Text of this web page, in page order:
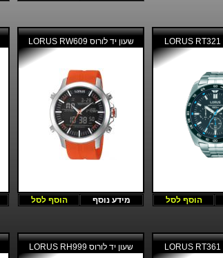
הוסף לסל
שעון יד לורוס LORUS RW609
מידע נוסף הוסף לסל
שעון יד לורוס LORUS RH999